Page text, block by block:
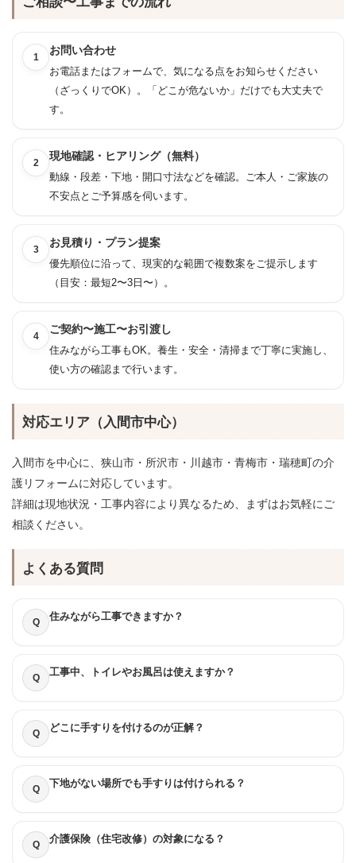
1
お問い合わせ
お電話またはフォームで、気になる点をお知らせください
（ざっくりでOK）。「どこが危ないか」だけでも大丈夫で
す。
2
現地確認・ヒアリング（無料）
動線・段差・下地・開口寸法などを確認。ご本人・ご家族の
不安点とご予算感を伺います。
3
お見積り・プラン提案
優先順位に沿って、現実的な範囲で複数案をご提示します
（目安：最短2〜3日〜）。
4
ご契約〜施工〜お引渡し
住みながら工事もOK。養生・安全・清掃まで丁寧に実施し、
使い方の確認まで行います。
対応エリア（入間市中心）
入間市を中心に、狭山市・所沢市・川越市・青梅市・瑞穂町の介
護リフォームに対応しています。
詳細は現地状況・工事内容により異なるため、まずはお気軽にご
相談ください。
よくある質問
Q 住みながら工事できますか？
Q 工事中、トイレやお風呂は使えますか？
Q どこに手すりを付けるのが正解？
Q 下地がない場所でも手すりは付けられる？
Q 介護保険（住宅改修）の対象になる？